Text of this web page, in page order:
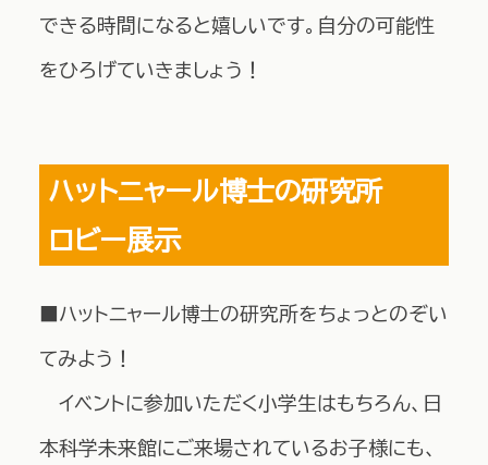
できる時間になると嬉しいです。自分の可能性
をひろげていきましょう！
ハットニャール博士の研究所
ロビー展示
■ハットニャール博士の研究所をちょっとのぞい
てみよう！
イベントに参加いただく小学生はもちろん、日
本科学未来館にご来場されているお子様にも、